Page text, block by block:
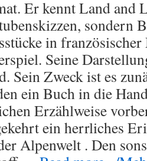
Er kennt Land and
sondern
in
Seine
Sein Zweck ist es
ein Buch in die
Erzählweise
ein herrliches
Alpenwelt . Den